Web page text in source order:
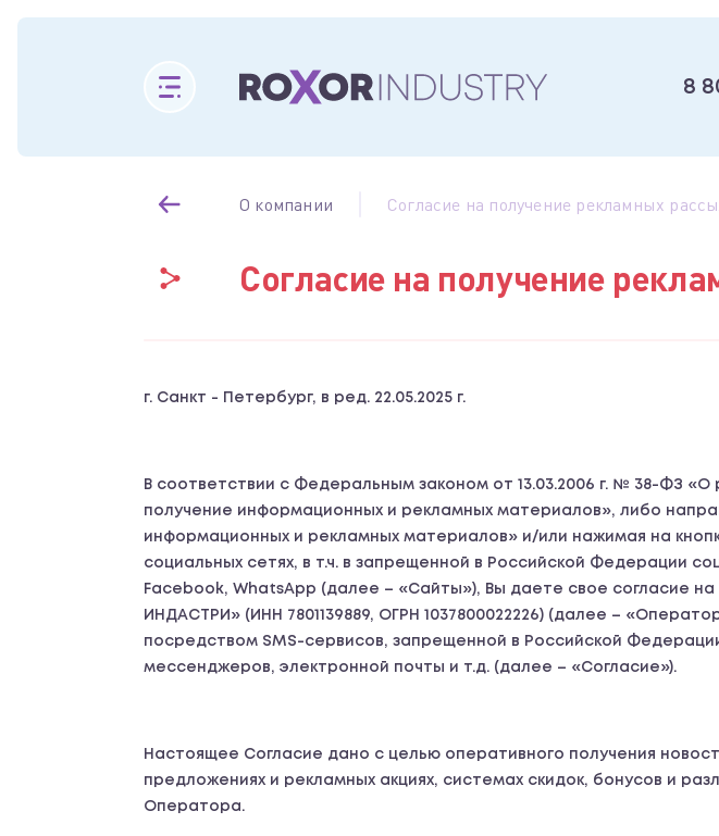
8
О компании Согласие на получение рекламных
Согласие на получение
г. Санкт - Петербург, в ред. 22.05.2025 г.
В соответствии с Федеральным законом от 13.03.2006 г. № 38-ФЗ «О
получение информационных и рекламных материалов», либо
информационных и рекламных материалов» и/или нажимая на
социальных сетях, в т.ч. в запрещенной в Российской Федерации
Facebook, WhatsApp (далее – «Сайты»), Вы даете свое согласие
ИНДАСТРИ» (ИНН 7801139889, ОГРН 1037800022226) (далее –
посредством SMS-сервисов, запрещенной в Российской
мессенджеров, электронной почты и т.д. (далее – «Согласие»).
Настоящее Согласие дано с целью оперативного получения
предложениях и рекламных акциях, системах скидок, бонусов и
Оператора.